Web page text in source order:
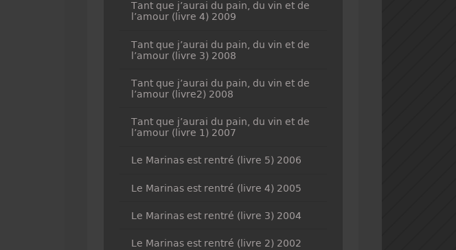
Tant que j’aurai du pain, du vin et de
l’amour (livre 4) 2009
Tant que j’aurai du pain, du vin et de
l’amour (livre 3) 2008
Tant que j’aurai du pain, du vin et de
l’amour (livre2) 2008
Tant que j’aurai du pain, du vin et de
l’amour (livre 1) 2007
Le Marinas est rentré (livre 5) 2006
Le Marinas est rentré (livre 4) 2005
Le Marinas est rentré (livre 3) 2004
Le Marinas est rentré (livre 2) 2002